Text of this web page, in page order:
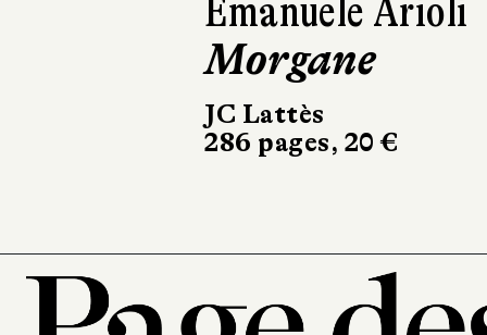
Emanuele Arioli
Morgane
JC Lattès
286 pages, 20 €